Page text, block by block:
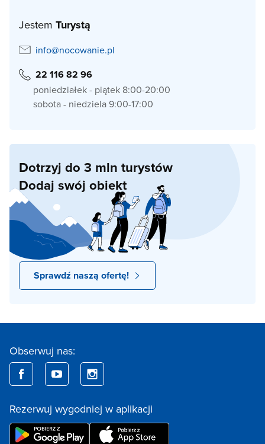
Jestem Turystą
info@nocowanie.pl
22 116 82 96
poniedziałek - piątek 8:00-20:00
sobota - niedziela 9:00-17:00
Dotrzyj do 3 mln turystów
Dodaj swój obiekt
Sprawdź naszą ofertę!
Obserwuj nas:
Rezerwuj wygodniej w aplikacji